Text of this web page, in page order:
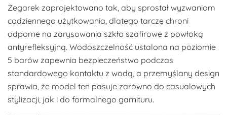
Zegarek zaprojektowano tak, aby sprostał wyzwaniom
codziennego użytkowania, dlatego tarczę chroni
odporne na zarysowania szkło szafirowe z powłoką
antyrefleksyjną. Wodoszczelność ustalona na poziomie
5 barów zapewnia bezpieczeństwo podczas
standardowego kontaktu z wodą, a przemyślany design
sprawia, że model ten pasuje zarówno do casualowych
stylizacji, jak i do formalnego garnituru.